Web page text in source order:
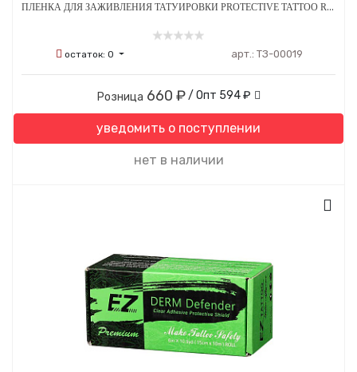
ПЛЕНКА ДЛЯ ЗАЖИВЛЕНИЯ ТАТУИРОВКИ PROTECTIVE TATTOO REVIVE FILM 10 СМ Х 1 М
остаток: 0 арт.: ТЗ-00019
Розница 660 ₽ / Опт 594 ₽
уведомить о поступлении
нет в наличии